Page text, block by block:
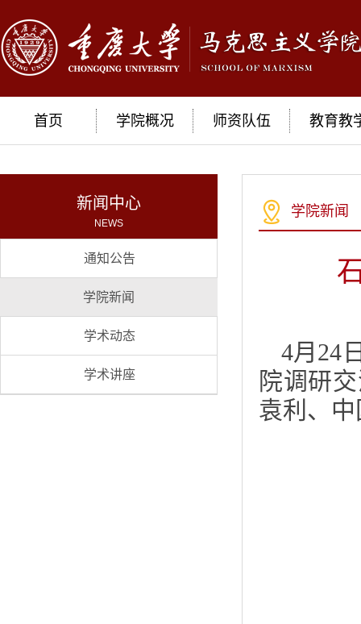
首页 学院概况 师资队伍 教育教
新闻中心
NEWS
通知公告
学院新闻
学术动态
学术讲座
学院新闻
4月24
院调研
袁利、